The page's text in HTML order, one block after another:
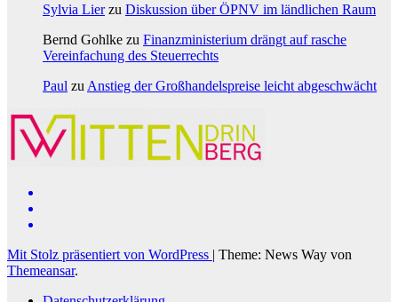
Sylvia Lierzu Diskussion über ÖPNV im ländlichen Raum
Bernd Gohlke zu Finanzministerium drängt auf rasche
Vereinfachung des Steuerrechts
Paul zu Anstieg der Großhandelspreise leicht abgeschwächt
Mit Stolz präsentiert von WordPress | Theme: News Way von
Themeansar.